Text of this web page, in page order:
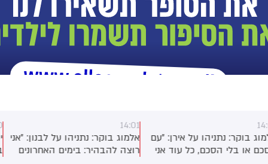
בוקר: נתניהו על לבנון: ״אני
להבהיר: בימים האחרונים
14:00
יענקי פרבר: אירוע חמור בחיפה
בליל שישי האחרון: מאבטח עירוני